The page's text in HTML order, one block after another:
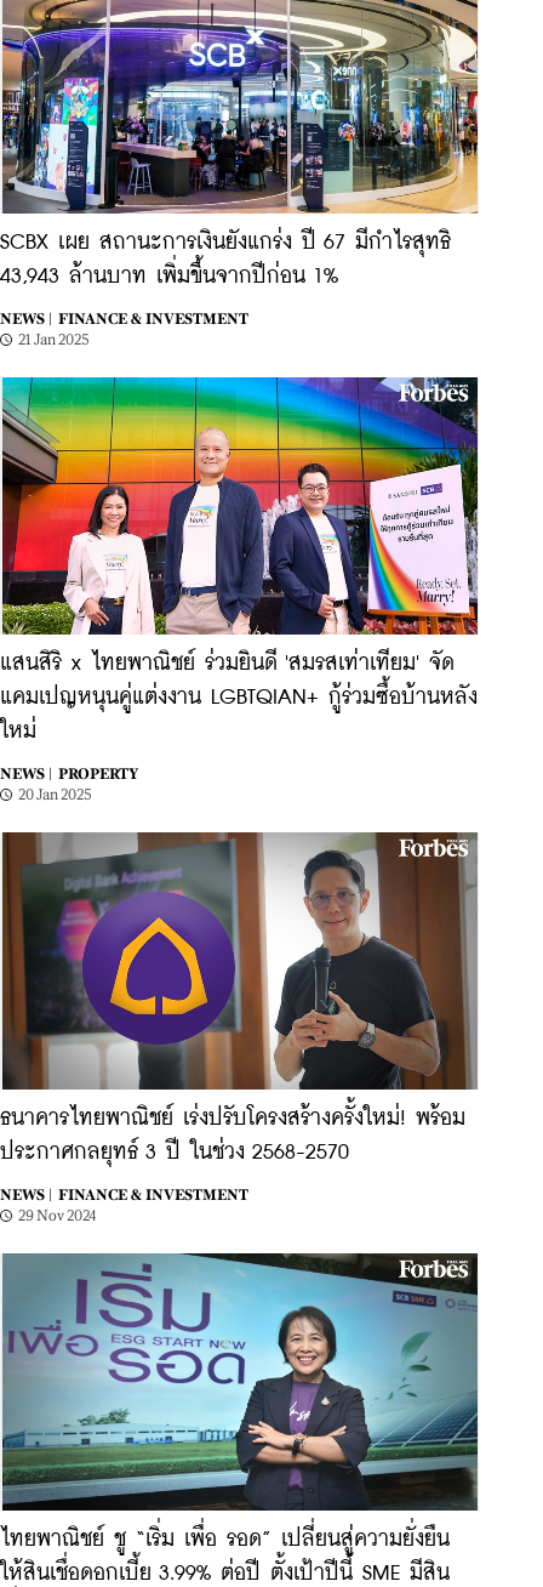
SCBX เผย สถานะการเงินยังแกร่ง ปี 67 มีกำไรสุทธิ
43,943 ล้านบาท เพิ่มขึ้นจากปีก่อน 1%
NEWS |
FINANCE & INVESTMENT
21 Jan 2025
แสนสิริ x ไทยพาณิชย์ ร่วมยินดี 'สมรสเท่าเทียม' จัด
แคมเปญหนุนคู่แต่งงาน LGBTQIAN+ กู้ร่วมซื้อบ้านหลัง
ใหม่
NEWS |
PROPERTY
20 Jan 2025
ธนาคารไทยพาณิชย์ เร่งปรับโครงสร้างครั้งใหม่! พร้อม
ประกาศกลยุทธ์ 3 ปี ในช่วง 2568-2570
NEWS |
FINANCE & INVESTMENT
29 Nov 2024
ไทยพาณิชย์ ชู “เริ่ม เพื่อ รอด” เปลี่ยนสู่ความยั่งยืน
ให้สินเชื่อดอกเบี้ย 3.99% ต่อปี ตั้งเป้าปีนี้ SME มีสิน